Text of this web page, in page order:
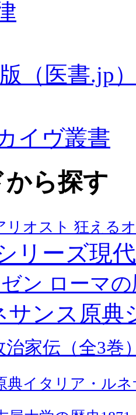
（医書.jp
イヴ叢書
ら探す
リオスト 狂える
リーズ現
ン ローマ
サンス原典
治家伝（全3巻
典イタリア・ル